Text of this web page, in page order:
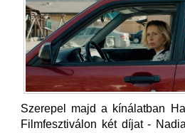
Szerepel majd a kínálatban
Filmfesztiválon két díjat -